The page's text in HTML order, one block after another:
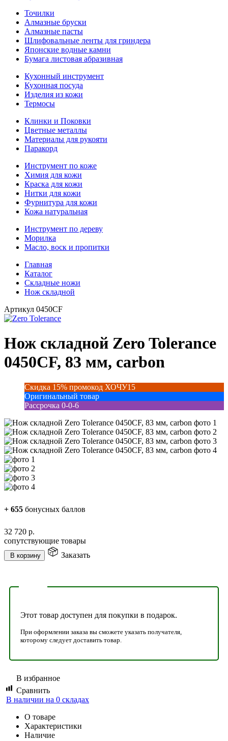
Точилки
Алмазные бруски
Алмазные пасты
Шлифовальные ленты для гриндера
Японские водные камни
Бумага листовая абразивная
Кухонный инструмент
Кухонная посуда
Изделия из кожи
Термосы
Клинки и Поковки
Цветные металлы
Материалы для рукояти
Паракорд
Инструмент по коже
Химия для кожи
Краска для кожи
Нитки для кожи
Фурнитура для кожи
Кожа натуральная
Инструмент по дереву
Морилка
Масло, воск и пропитки
Главная
Каталог
Складные ножи
Нож складной
Артикул 0450CF
Нож складной Zero Tolerance
0450CF, 83 мм, carbon
Скидка 15% промокод ХОЧУ15
Оригинальный товар
Рассрочка 0-0-6
+ 655 бонусных баллов
32 720 р.
сопутствующие товары
В корзину Заказать
Этот товар доступен для покупки в подарок.
При оформлении заказа вы сможете указать получателя,
которому следует доставить товар.
В избранное
Сравнить
В наличии на 0 складах
О товаре
Характеристики
Наличие